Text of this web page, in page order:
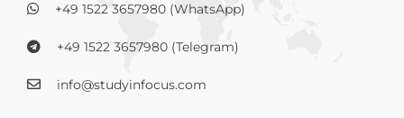
+49 1522 3657980 (WhatsApp)
+49 1522 3657980 (Telegram)
info@studyinfocus.com